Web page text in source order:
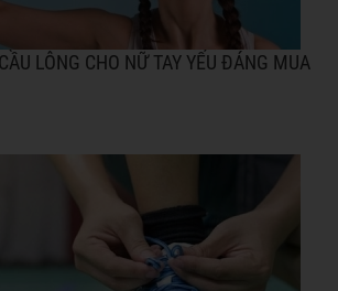
LÔNG CHO NỮ TAY YẾU ĐÁNG MUA